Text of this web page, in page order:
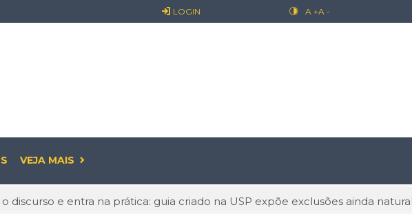
LOGIN A +A -
VEJA MAIS
discurso e entra na prática: guia criado na USP expõe exclusões ainda